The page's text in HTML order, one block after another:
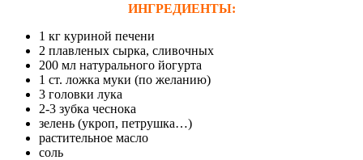
ИНГРЕДИЕНТЫ:
1 кг куриной печени
2 плавленых сырка, сливочных
200 мл натурального йогурта
1 ст. ложка муки (по желанию)
3 головки лука
2-3 зубка чеснока
зелень (укроп, петрушка…)
растительное масло
соль